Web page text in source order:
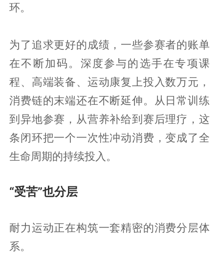
环。
为了追求更好的成绩，一些参赛者的账单
在不断加码。深度参与的选手在专项课
程、高端装备、运动康复上投入数万元，
消费链的末端还在不断延伸。从日常训练
到异地参赛，从营养补给到赛后理疗，这
条闭环把一个一次性冲动消费，变成了全
生命周期的持续投入。
“受苦”也分层
耐力运动正在构筑一套精密的消费分层体
系。